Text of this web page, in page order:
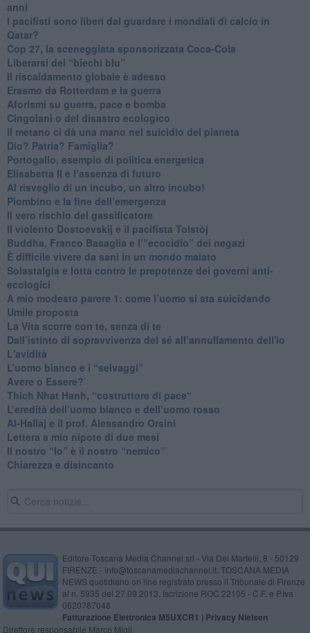
anni
​I pacifisti sono liberi dal guardare i mondiali di calcio in
Qatar?
​Cop 27, la sceneggiata sponsorizzata Coca-Cola
​Liberarsi dei “biechi blu”
Il riscaldamento globale è adesso
​Erasmo da Rotterdam e la guerra
​Aforismi su guerra, pace e bomba
Cingolani o del disastro ecologico
​Il metano ci dà una mano nel suicidio del pianeta
​Dio? Patria? Famiglia?
Portogallo, esempio di politica energetica
​Elisabetta II e l’assenza di futuro
Al risveglio di un incubo, un altro incubo!
​Piombino e la fine dell’emergenza
​Il vero rischio del gassificatore
​Il violento Dostoevskij e il pacifista Tolstòj
​Buddha, Franco Basaglia e l’”ecocidio” dei negazi
​È difficile vivere da sani in un mondo malato
Solastalgia e lotta contro le prepotenze dei governi anti-
ecologici
​A mio modesto parere 1: come l’uomo si sta suicidando
​Umile proposta
​La Vita scorre con te, senza di te
​Dall’istinto di sopravvivenza del sé all’annullamento dell'io
L'avidità
​L’uomo bianco e i “selvaggi”
​Avere o Essere?
​Thich Nhat Hanh, “costruttore di pace“
​L’eredità dell’uomo bianco e dell’uomo rosso
Al-Hallaj e il prof. Alessandro Orsini
​Lettera a mio nipote di due mesi
​Il nostro “Io” è il nostro “nemico”
​Chiarezza e disincanto
Editore Toscana Media Channel srl - Via Dei Martelli, 8 - 50129
FIRENZE - info@toscanamediachannel.it. TOSCANA MEDIA
NEWS quotidiano on line registrato presso il Tribunale di Firenze
al n. 5935 del 27.09.2013. Iscrizione ROC 22105 - C.F. e P.Iva
0620787048
Fatturazione Elettronica M5UXCR1 | Privacy Nielsen
Direttore responsabile Marco Migli